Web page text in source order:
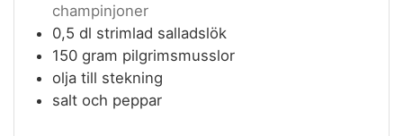
champinjoner
0,5 dl strimlad salladslök
150 gram pilgrimsmusslor
olja till stekning
salt och peppar